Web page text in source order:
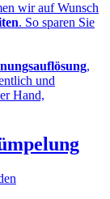
wir auf Wunsch
. So sparen Sie
,
und
Hand,